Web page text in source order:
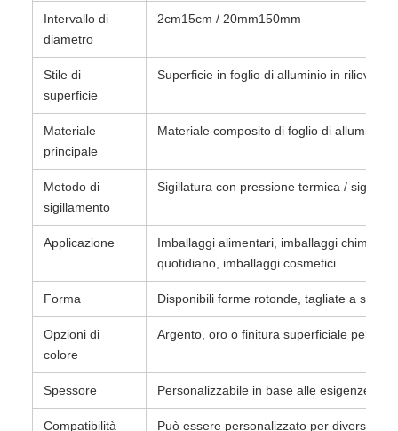
Intervallo di
diametro
2cm15cm / 20mm150mm
Stile di
superficie
Superficie in foglio di alluminio in rilievo
Materiale
principale
Materiale composito di foglio di alluminio
Metodo di
sigillamento
Sigillatura con pressione termica /
Applicazione
Imballaggi alimentari, imballaggi chimici di
quotidiano, imballaggi cosmetici
Forma Disponibili forme rotonde, tagliate a
Opzioni di
colore
Argento, oro o finitura superficiale
Spessore Personalizzabile in base alle esigenze di
Compatibilità
Può essere personalizzato per diversi